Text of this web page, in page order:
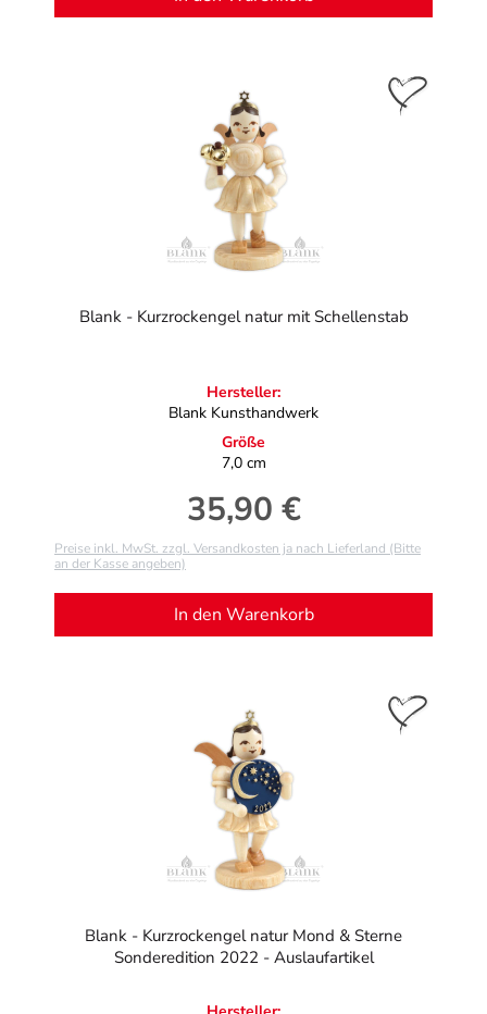
Blank - Kurzrockengel natur mit Schellenstab
Hersteller:
Blank Kunsthandwerk
Größe
7,0 cm
Regulärer Preis:
35,90 €
Preise inkl. MwSt. zzgl. Versandkosten ja nach Lieferland (Bitte
an der Kasse angeben)
In den Warenkorb
Blank - Kurzrockengel natur Mond & Sterne
Sonderedition 2022 - Auslaufartikel